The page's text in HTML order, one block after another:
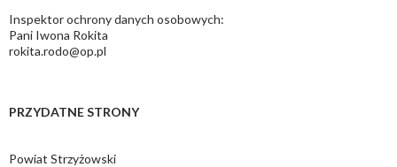
Inspektor ochrony danych osobowych:
Pani Iwona Rokita
rokita.rodo@op.pl
PRZYDATNE STRONY
Powiat Strzyżowski